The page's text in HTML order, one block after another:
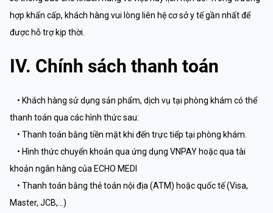
hợp khẩn cấp, khách hàng vui lòng liên hệ cơ sở y tế gần nhất để
được hỗ trợ kịp thời.
IV. Chính sách thanh toán
• Khách hàng sử dụng sản phẩm, dịch vụ tại phòng khám có thể
thanh toán qua các hình thức sau:
• Thanh toán bằng tiền mặt khi đến trực tiếp tại phòng khám.
• Hình thức chuyển khoản qua ứng dụng VNPAY hoặc qua tài
khoản ngân hàng của ECHO MEDI
• Thanh toán bằng thẻ toán nội địa (ATM) hoặc quốc tế (Visa,
Master, JCB,…)